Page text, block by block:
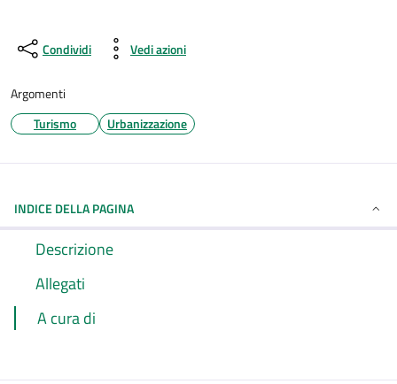
Condividi Vedi azioni
Argomenti
Turismo
Urbanizzazione
INDICE DELLA PAGINA
Descrizione
Allegati
A cura di